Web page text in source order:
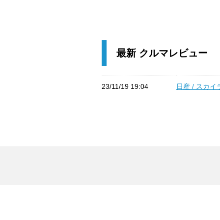
最新 クルマレビュー
23/11/19 19:04 日産 / スカイ